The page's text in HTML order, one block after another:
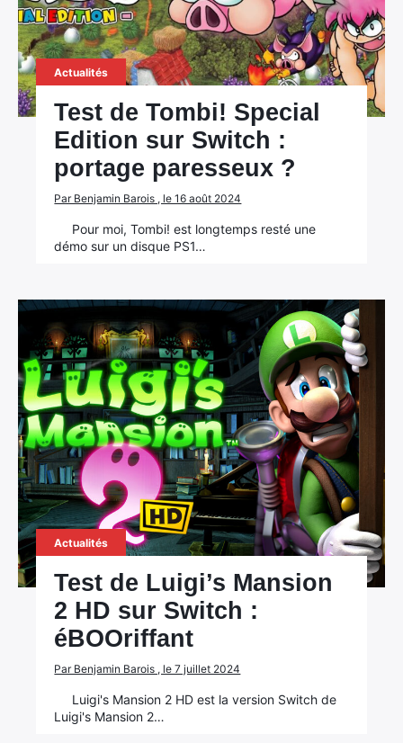
Actualités
Test de Tombi! Special
Edition sur Switch :
portage paresseux ?
Par Benjamin Barois , le 16 août 2024
Pour moi, Tombi! est longtemps resté une
démo sur un disque PS1…
Actualités
Test de Luigi’s Mansion
2 HD sur Switch :
éBOOriffant
Par Benjamin Barois , le 7 juillet 2024
Luigi's Mansion 2 HD est la version Switch de
Luigi's Mansion 2…